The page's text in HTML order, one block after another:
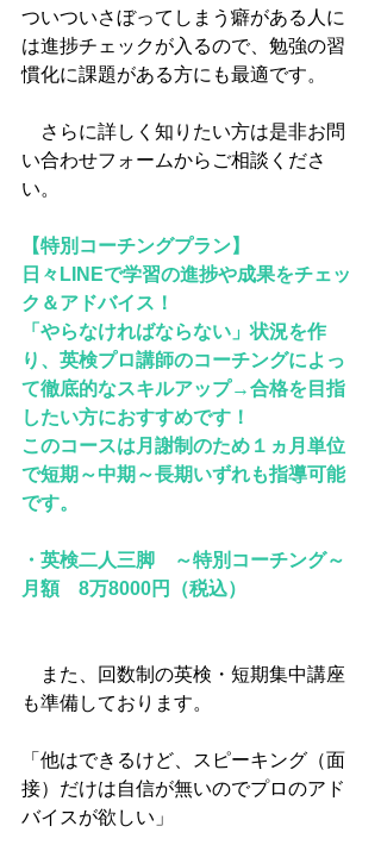
ついついさぼってしまう癖がある人に
は進捗チェックが入るので、勉強の習
慣化に課題がある方にも最適です。
さらに詳しく知りたい方は是非お問
い合わせフォームからご相談くださ
い。
【特別コーチングプラン】
日々LINEで学習の進捗や成果をチェッ
ク＆アドバイス！
「やらなければならない」状況を作
り、英検プロ講師のコーチングによっ
て徹底的なスキルアップ→合格を目指
したい方におすすめです！
このコースは月謝制のため１ヵ月単位
で短期～中期～長期いずれも指導可能
です。
・英検二人三脚　～特別コーチング～
月額　8万8000円（税込）
また、回数制の英検・短期集中講座
も準備しております。
「他はできるけど、スピーキング（面
接）だけは自信が無いのでプロのアド
バイスが欲しい」